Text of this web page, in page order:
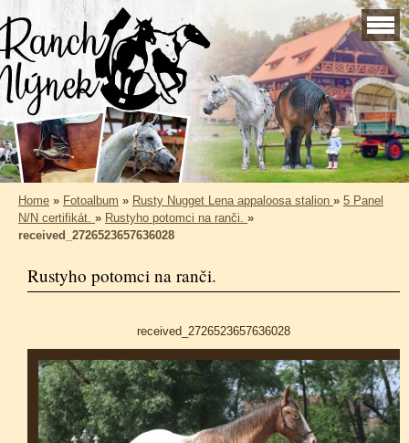
Home » Fotoalbum » Rusty Nugget Lena appaloosa stalion » 5 Panel
N/N certifikát. » Rustyho potomci na ranči. »
received_2726523657636028
Rustyho potomci na ranči.
received_2726523657636028